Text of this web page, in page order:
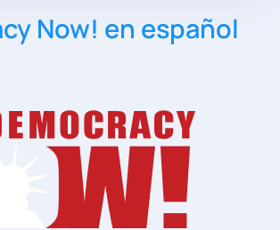
Now! en español